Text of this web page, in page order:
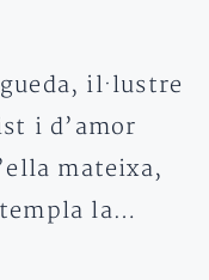
il·lustre
i d’amor
mateixa,
la…